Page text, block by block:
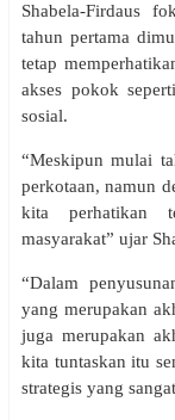
Shabela-Firdaus
tahun pertama
tetap
akses pokok
sosial.
“Meskipun mulai
perkotaan, namun
kita perhatikan
masyarakat” ujar
“Dalam
yang merupakan
juga merupakan
kita tuntaskan itu
strategis yang